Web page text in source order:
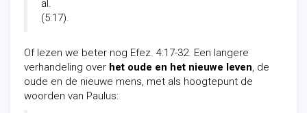
al.
(5:17).
Of lezen we beter nog Efez. 4:17-32. Een langere
verhandeling over het oude en het nieuwe leven, de
oude en de nieuwe mens, met als hoogtepunt de
woorden van Paulus: